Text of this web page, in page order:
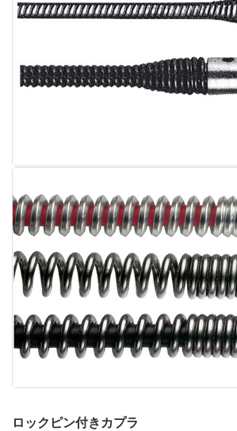
ロックピン付きカプラ